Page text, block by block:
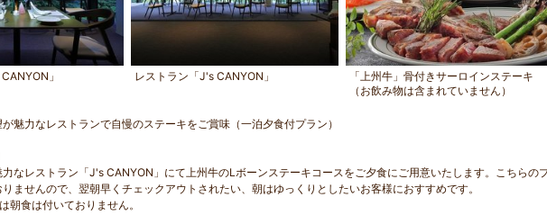
」 レストラン「J's CANYON」
「上州牛」骨付きサーロインステーキ
（お飲み物は含まれていません）
魅力なレストランで自慢のステーキをご賞味（一泊夕食付プラン）
なレストラン「J's CANYON」にて上州牛のLボーンステーキコースをご夕食にご用意いたします。こちらの
ませんので、翌朝早くチェックアウトされたい、朝はゆっくりとしたいお客様におすすめです。
朝食は付いておりません。